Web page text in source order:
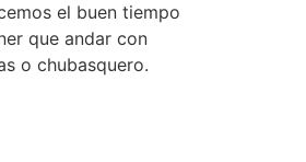
el buen tiempo
que andar con
o chubasquero.